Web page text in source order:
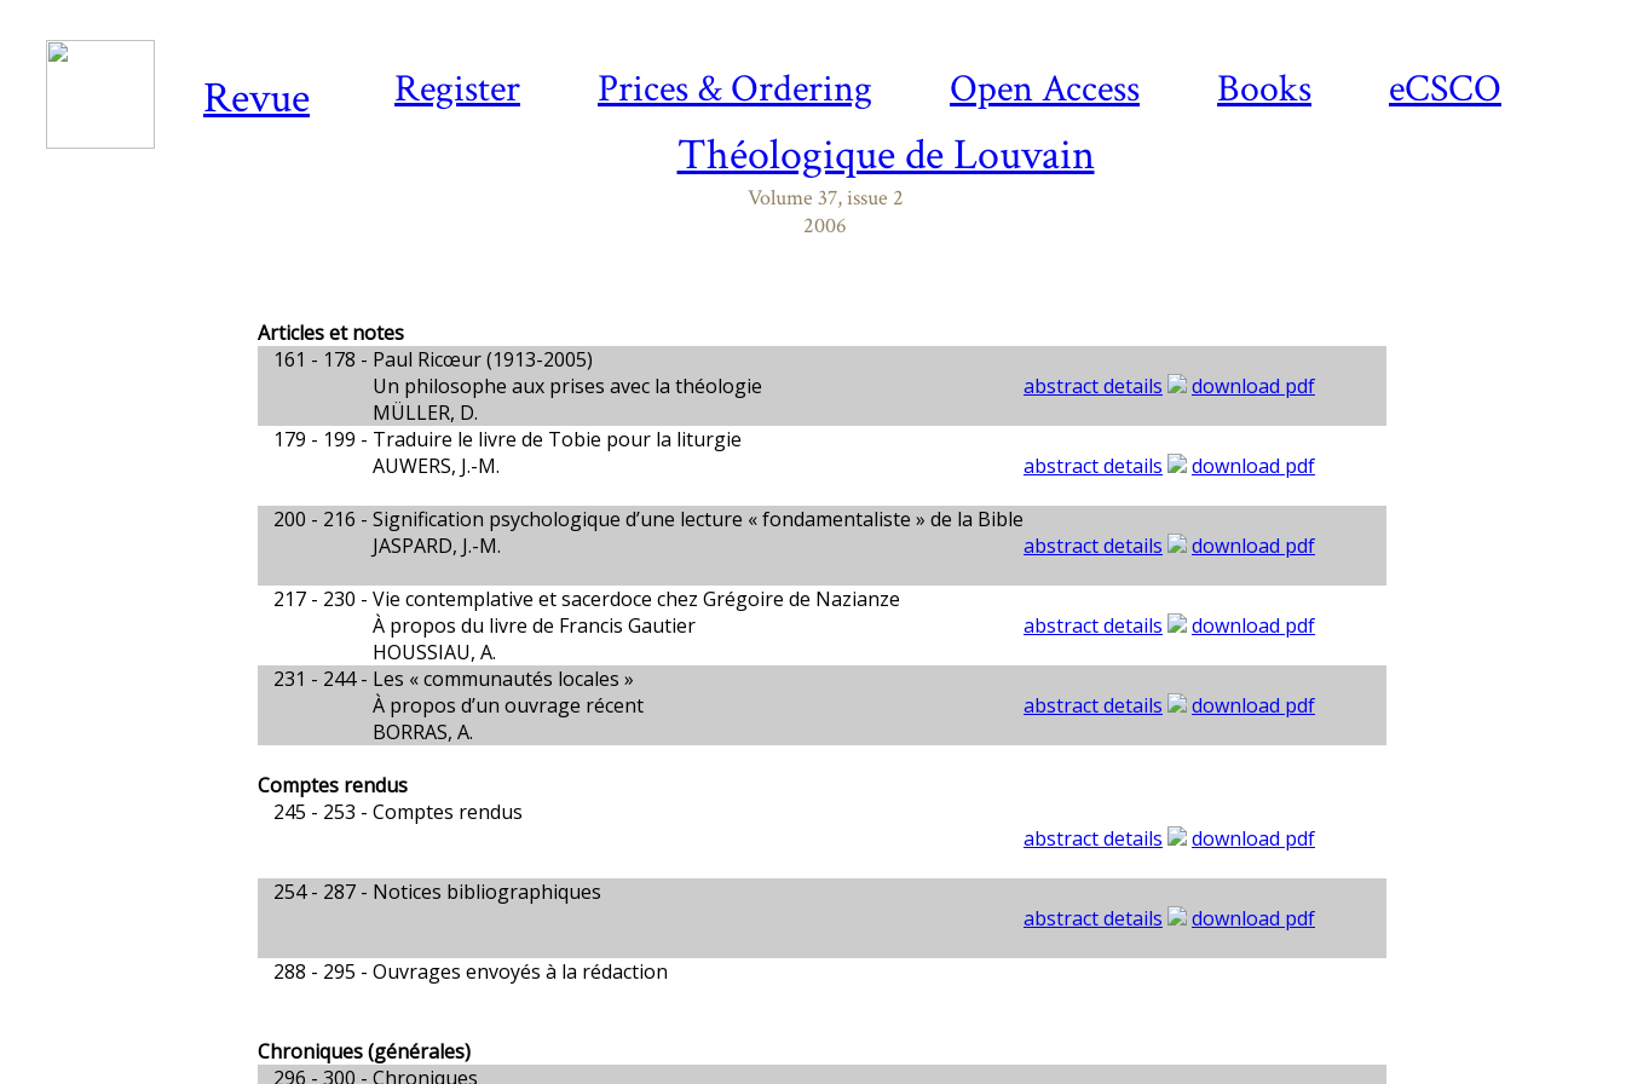
Register Prices & Ordering Open Access Books eCSCO
Revue
Théologique de Louvain
Volume 37, issue 2
2006
Articles et notes
161 - 178 - Paul Ricœur (1913-2005)
Un philosophe aux prises avec la théologie
MÜLLER, D.
abstract details
download pdf
179 - 199 - Traduire le livre de Tobie pour la liturgie
AUWERS, J.-M.
abstract details
download pdf
200 - 216 - Signification psychologique d’une lecture « fondamentaliste » de la Bible
JASPARD, J.-M.
abstract details
download pdf
217 - 230 - Vie contemplative et sacerdoce chez Grégoire de Nazianze
À propos du livre de Francis Gautier
HOUSSIAU, A.
abstract details
download pdf
231 - 244 - Les « communautés locales »
À propos d’un ouvrage récent
BORRAS, A.
abstract details download pdf
Comptes rendus
245 - 253 - Comptes rendus
abstract details
download pdf
254 - 287 - Notices bibliographiques
abstract details
download pdf
288 - 295 - Ouvrages envoyés à la rédaction
Chroniques (générales)
296 - 300 - Chroniques